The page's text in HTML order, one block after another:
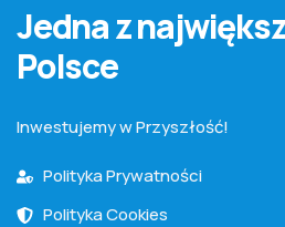
Jedna z
Polsce
Inwestujemy w Przyszłość!
Polityka Prywatności
Polityka Cookies